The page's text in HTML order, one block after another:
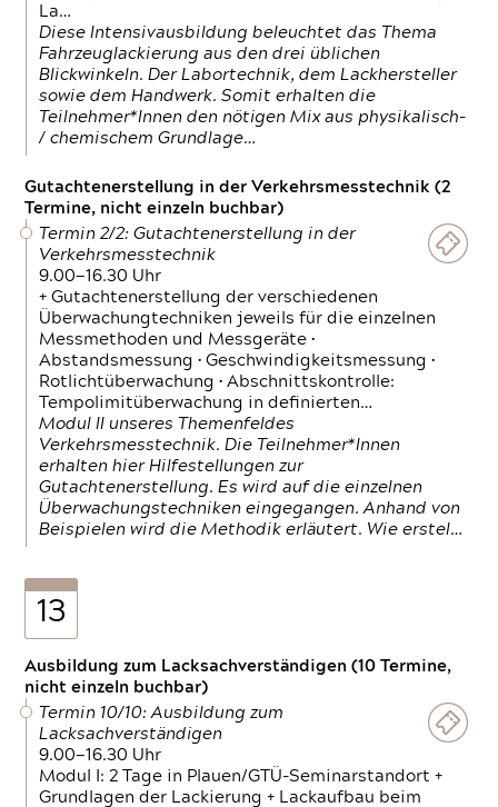
La…
Diese Intensivausbildung beleuchtet das Thema
Fahrzeuglackierung aus den drei üblichen
Blickwinkeln. Der Labortechnik, dem Lackhersteller
sowie dem Handwerk. Somit erhalten die
Teilnehmer*Innen den nötigen Mix aus physikalisch-
/ chemischem Grundlage…
Gutachtenerstellung in der Verkehrsmesstechnik (2
Termine, nicht einzeln buchbar)
Termin 2/2: Gutachtenerstellung in der
Verkehrsmesstechnik
9.00—16.30 Uhr
+ Gutachtenerstellung der verschiedenen
Überwachungtechniken jeweils für die einzelnen
Messmethoden und Messgeräte •
Abstandsmessung • Geschwindigkeitsmessung •
Rotlichtüberwachung • Abschnittskontrolle:
Tempolimitüberwachung in definierten…
Modul II unseres Themenfeldes
Verkehrsmesstechnik. Die Teilnehmer*Innen
erhalten hier Hilfestellungen zur
Gutachtenerstellung. Es wird auf die einzelnen
Überwachungstechniken eingegangen. Anhand von
Beispielen wird die Methodik erläutert. Wie erstel…
13
Ausbildung zum Lacksachverständigen (10 Termine,
nicht einzeln buchbar)
Termin 10/10: Ausbildung zum
Lacksachverständigen
9.00—16.30 Uhr
Modul I: 2 Tage in Plauen/GTÜ-Seminarstandort +
Grundlagen der Lackierung + Lackaufbau beim